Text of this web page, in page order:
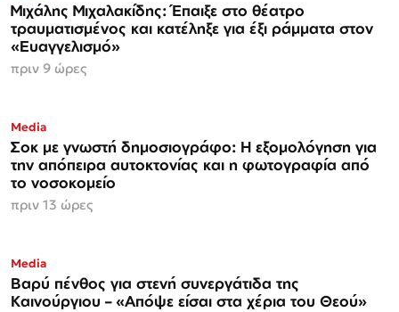
Μιχάλης Μιχαλακίδης: Έπαιξε στο θέατρο
τραυματισμένος και κατέληξε για έξι ράμματα στον
«Ευαγγελισμό»
πριν 9 ώρες
Media
Σοκ με γνωστή δημοσιογράφο: Η εξομολόγηση για
την απόπειρα αυτοκτονίας και η φωτογραφία από
το νοσοκομείο
πριν 13 ώρες
Media
Βαρύ πένθος για στενή συνεργάτιδα της
Καινούργιου – «Απόψε είσαι στα χέρια του Θεού»